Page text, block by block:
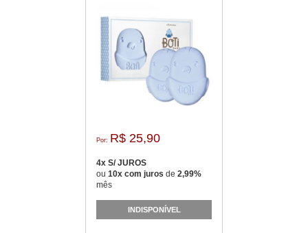
Por: R$ 25,90
4x S/ JUROS
ou 10x com juros de 2,99%
mês
INDISPONÍVEL